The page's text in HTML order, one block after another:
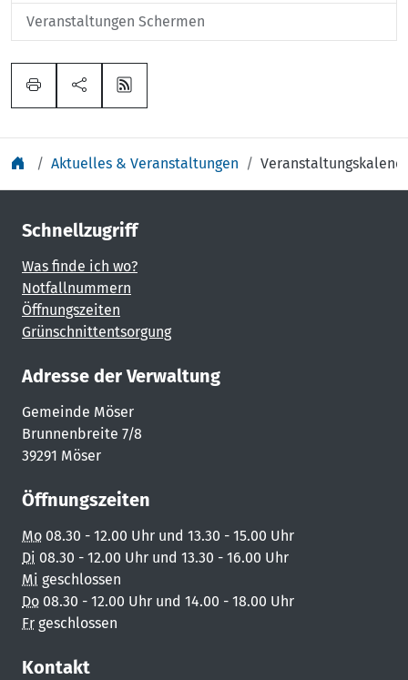
Veranstaltungen Schermen
Aktuelles & Veranstaltungen
Schnellzugriff
Was finde ich wo?
Notfallnummern
Öffnungszeiten
Grünschnittentsorgung
Adresse der Verwaltung
Gemeinde Möser
Brunnenbreite 7/8
39291 Möser
Öffnungszeiten
Mo 08.30 - 12.00 Uhr und 13.30 - 15.00 Uhr
Di 08.30 - 12.00 Uhr und 13.30 - 16.00 Uhr
Mi geschlossen
Do 08.30 - 12.00 Uhr und 14.00 - 18.00 Uhr
Fr geschlossen
Kontakt